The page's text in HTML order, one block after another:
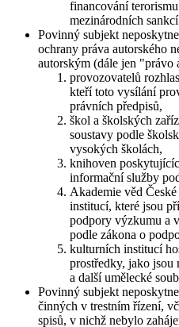
financování
mezinárodních
Povinný subjekt
ochrany práva autorského
autorským (dále jen
provozovatelů
kteří toto vysílání
právních předpisů,
škol a školských
soustavy podle
vysokých školách,
knihoven
informační služby
Akademie věd
institucí, které jsou
podpory výzkumu a
podle zákona o
kulturních institucí
prostředky, jako jsou
a další umělecké
Povinný subjekt
činných v trestním řízení,
spisů, v nichž nebylo